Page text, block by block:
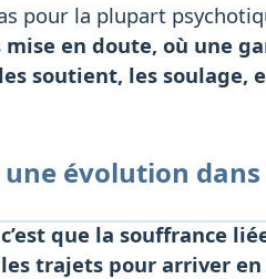
pour la plupart
mise en doute, où une
soutient, les soulage,
une évolution
que la souffrance
trajets pour arriver